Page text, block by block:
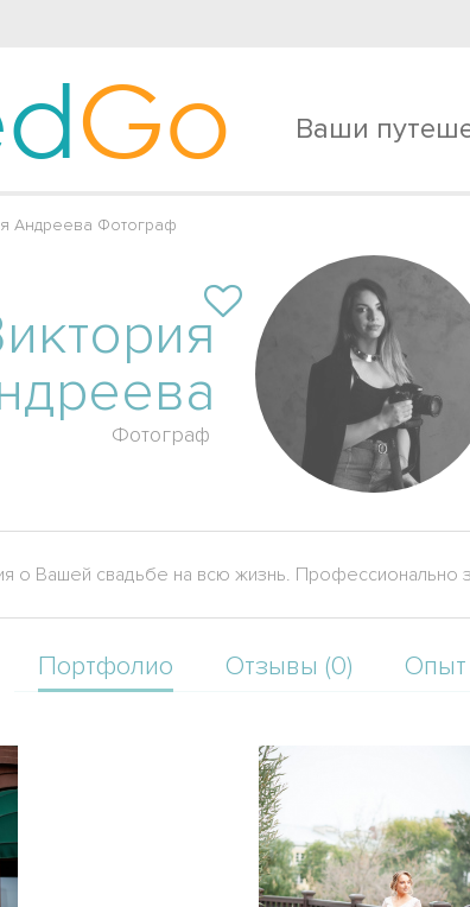
Go Ваши
Андреева Фотограф
Фотограф
о Вашей свадьбе на всю жизнь.
Портфолио Отзывы (0) Опыт